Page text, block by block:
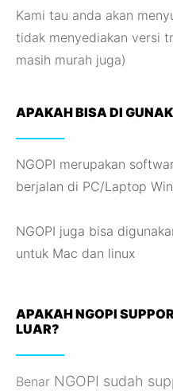
Kami tau anda akan
tidak menyediakan versi
masih murah juga)
APAKAH BISA DI
NGOPI merupakan
berjalan di PC/Laptop
NGOPI juga bisa
untuk Mac dan linux
APAKAH NGOPI
LUAR?
Benar NGOPI sudah